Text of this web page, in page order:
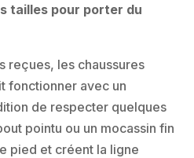
tailles pour porter du
reçues, les chaussures
fonctionner avec un
de respecter quelques
pointu ou un mocassin fin
pied et créent la ligne